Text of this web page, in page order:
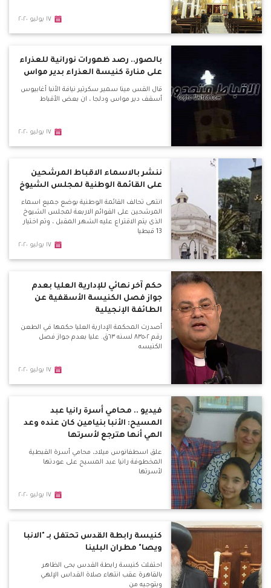
١٧ يوليو ٢٠٢٠
بالصور.. رصد ظهورات نورانية للعذراء
على منارة كنيسة العذراء بدير مواس
قال القس مينا سمير سكرتير نيافة الأنبا أغابيوس
أسقف دير مواس ودلجا ، ان بعض الأقباط
١٧ يوليو ٢٠٢٠
ننشر بالاسماء الاقباط المرشحين
على القائمة الوطنية لمجلس الشيوخ
انتهى تحالف القائمة الوطنية بوضع جميع اسماء
المرشحين على القوائم الاربعة لمجلس الشيوخ
الذى يتم الاقتراع عليه الشهر المقبل ، وتم اختيار
13 قبطيا
١٧ يوليو ٢٠٢٠
حكم آخر نهائي للإدارية العليا بعدم
جواز فصل الكنيسة الأسقفية عن
الطائفة الإنجيلية
أصدرت المحكمة الإدارية العليا حكمها في الطعن
رقم ٨٣٥٠٢ لسنه ٦٣ق. عليا بعدم جواز فصل
الكنيسه
١٧ يوليو ٢٠٢٠
فيديو .. محامي أسرة رانيا عبد
المسيح: الأنبا بنيامين كان عنده وعد
الهي أنها هترجع لأسرتها
علق اسطفانوس ميلاد، محامي أسرة القبطية
المخطوفة رانيا عبد المسيح على عودتها
لأسرتها
١٧ يوليو ٢٠٢٠
كنيسة رابطة القدس تحتفل بـ "الانبا
ويصا" مطران البلينا
احتفلت كنيسة رابطة القدس بحى الظاهر
بالقاهرة عقب انتهاء صلاة القداس الإلهي
وبتوجيه من